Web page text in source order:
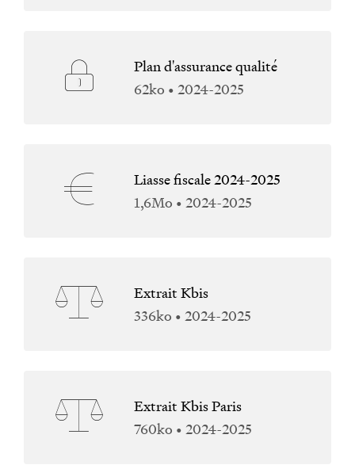
Plan d'assurance qualité
62ko • 2024-2025
Liasse fiscale 2024-2025
1,6Mo • 2024-2025
Extrait Kbis
336ko • 2024-2025
Extrait Kbis Paris
760ko • 2024-2025